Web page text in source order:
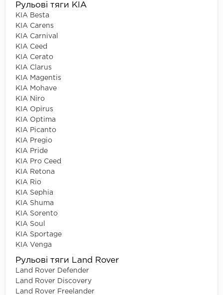
Рульові тяги KIA
KIA Besta
KIA Carens
KIA Carnival
KIA Ceed
KIA Cerato
KIA Clarus
KIA Magentis
KIA Mohave
KIA Niro
KIA Opirus
KIA Optima
KIA Picanto
KIA Pregio
KIA Pride
KIA Pro Ceed
KIA Retona
KIA Rio
KIA Sephia
KIA Shuma
KIA Sorento
KIA Soul
KIA Sportage
KIA Venga
Рульові тяги Land Rover
Land Rover Defender
Land Rover Discovery
Land Rover Freelander